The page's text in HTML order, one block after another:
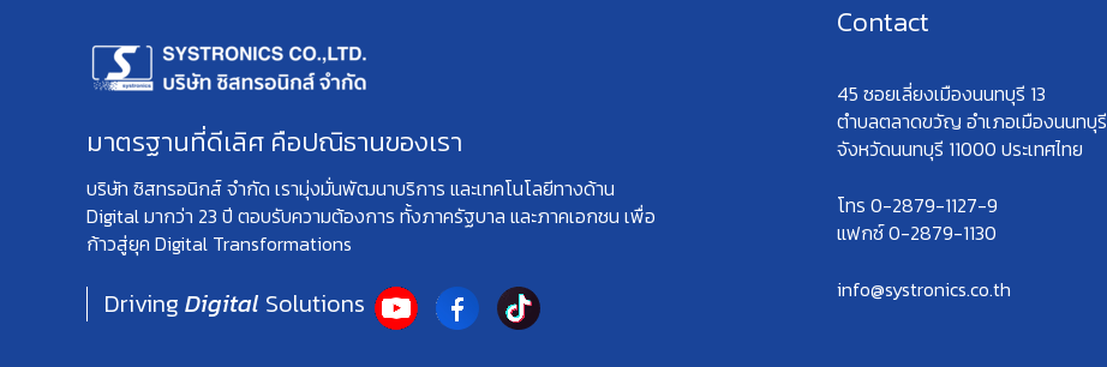
มาตรฐานที่ดีเลิศ คือปณิธานของเรา
บริษัท ซิสทรอนิกส์ จำกัด เรามุ่งมั่นพัฒนาบริการ และเทคโนโลยีทางด้าน
Digital มากว่า 23 ปี ตอบรับความต้องการ ทั้งภาครัฐบาล และภาคเอกชน เพื่อ
ก้าวสู่ยุค Digital Transformations
Driving Digital Solutions
Contact
45 ซอยเลี่ยงเมืองนนทบุรี 13
ตำบลตลาดขวัญ อำเภอเมืองนนทบุรี
จังหวัดนนทบุรี 11000 ประเทศไทย
โทร 0-2879-1127-9
แฟกซ์ 0-2879-1130
info@systronics.co.th